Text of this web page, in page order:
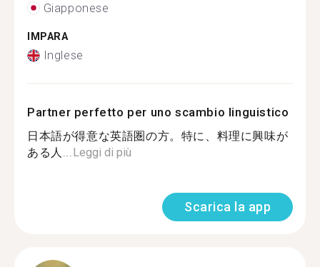
Giapponese
IMPARA
Inglese
Partner perfetto per uno scambio linguistico
日本語が得意な英語圏の方。特に、料理に興味が
ある人...Leggi di più
Scarica la app